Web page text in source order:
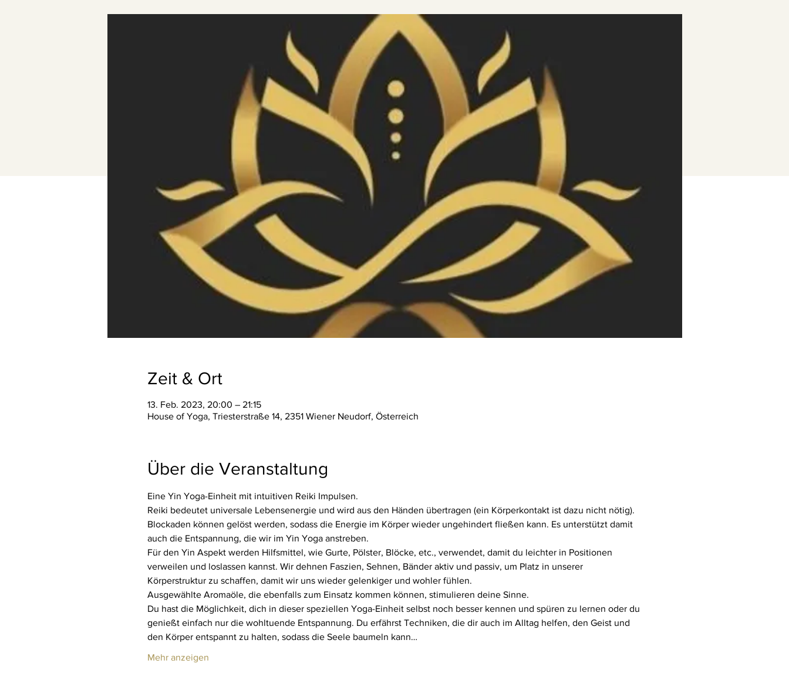
Zeit & Ort
13. Feb. 2023, 20:00 – 21:15
House of Yoga, Triesterstraße 14, 2351 Wiener Neudorf, Österreich
Über die Veranstaltung
Eine Yin Yoga-Einheit mit intuitiven Reiki Impulsen.
Reiki bedeutet universale Lebensenergie und wird aus den Händen übertragen (ein Körperkontakt ist dazu nicht nötig).
Blockaden können gelöst werden, sodass die Energie im Körper wieder ungehindert fließen kann. Es unterstützt damit
auch die Entspannung, die wir im Yin Yoga anstreben.
Für den Yin Aspekt werden Hilfsmittel, wie Gurte, Pölster, Blöcke, etc., verwendet, damit du leichter in Positionen
verweilen und loslassen kannst. Wir dehnen Faszien, Sehnen, Bänder aktiv und passiv, um Platz in unserer
Körperstruktur zu schaffen, damit wir uns wieder gelenkiger und wohler fühlen.
Ausgewählte Aromaöle, die ebenfalls zum Einsatz kommen können, stimulieren deine Sinne.
Du hast die Möglichkeit, dich in dieser speziellen Yoga-Einheit selbst noch besser kennen und spüren zu lernen oder du
genießt einfach nur die wohltuende Entspannung. Du erfährst Techniken, die dir auch im Alltag helfen, den Geist und
den Körper entspannt zu halten, sodass die Seele baumeln kann…
Mehr anzeigen